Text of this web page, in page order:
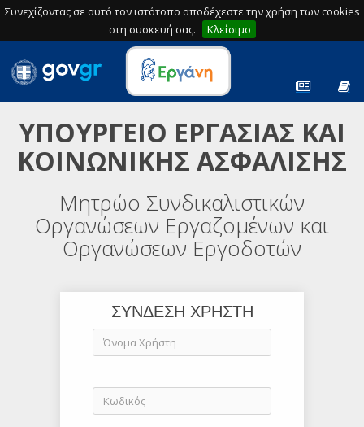
Συνεχίζοντας σε αυτό τον ιστότοπο αποδέχεστε την χρήση των cookies
στη συσκευή σας.
Κλείσιμο
ΥΠΟΥΡΓΕΙΟ ΕΡΓΑΣΙΑΣ ΚΑΙ
ΚΟΙΝΩΝΙΚΗΣ ΑΣΦΑΛΙΣΗΣ
Μητρώο Συνδικαλιστικών
Οργανώσεων Εργαζομένων και
Οργανώσεων Εργοδοτών
ΣΥΝΔΕΣΗ ΧΡΗΣΤΗ